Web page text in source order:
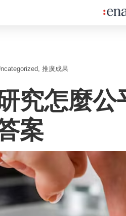
推廣成果
究怎麼公
案